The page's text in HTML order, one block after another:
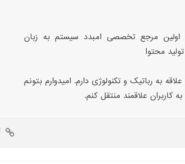
اولین مرجع تخصصی امبدد سیستم به زبان
محتوا
به رباتیک و تکنولوژی دارم. امیدوارم بتونم
کاربران علاقمند منتقل کنم.